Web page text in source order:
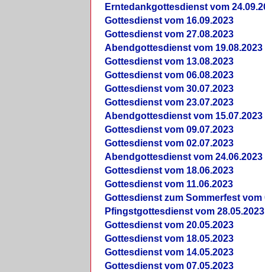
Erntedankgottesdienst vom
Gottesdienst vom 16.09.2023
Gottesdienst vom 27.08.2023
Abendgottesdienst vom 19.08.2023
Gottesdienst vom 13.08.2023
Gottesdienst vom 06.08.2023
Gottesdienst vom 30.07.2023
Gottesdienst vom 23.07.2023
Abendgottesdienst vom 15.07.2023
Gottesdienst vom 09.07.2023
Gottesdienst vom 02.07.2023
Abendgottesdienst vom 24.06.2023
Gottesdienst vom 18.06.2023
Gottesdienst vom 11.06.2023
Gottesdienst zum Sommerfest vom
Pfingstgottesdienst vom 28.05.2023
Gottesdienst vom 20.05.2023
Gottesdienst vom 18.05.2023
Gottesdienst vom 14.05.2023
Gottesdienst vom 07.05.2023